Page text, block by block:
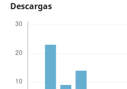
Descargas